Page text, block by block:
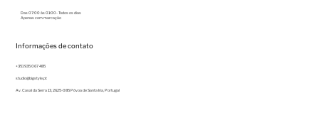
+351 935 067 485
Informações de contato
studio@bigstyle.pt
Av. Casal da Serra 13, 2625-085 Póvoa de Santa Iria, Portugal
Das 07:00 às 01:00- Todos os dias
Apenas com marcação